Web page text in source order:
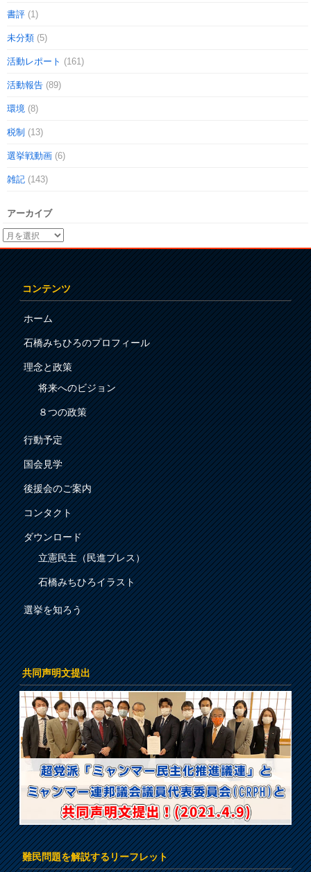
書評 (1)
未分類 (5)
活動レポート (161)
活動報告 (89)
環境 (8)
税制 (13)
選挙戦動画 (6)
雑記 (143)
アーカイブ
コンテンツ
ホーム
石橋みちひろのプロフィール
理念と政策
将来へのビジョン
８つの政策
行動予定
国会見学
後援会のご案内
コンタクト
ダウンロード
立憲民主（民進プレス）
石橋みちひろイラスト
選挙を知ろう
共同声明文提出
難民問題を解説するリーフレット